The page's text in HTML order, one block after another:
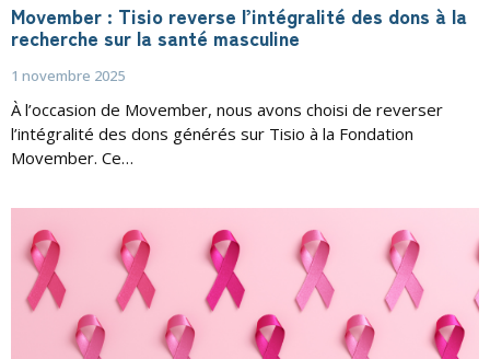
Movember : Tisio reverse l’intégralité des dons à la
recherche sur la santé masculine
1 novembre 2025
À l’occasion de Movember, nous avons choisi de reverser
l’intégralité des dons générés sur Tisio à la Fondation
Movember. Ce…